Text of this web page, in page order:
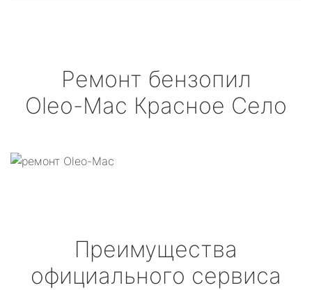
Ремонт бензопил
Oleo-Mac Красное Село
Преимущества
официального сервиса